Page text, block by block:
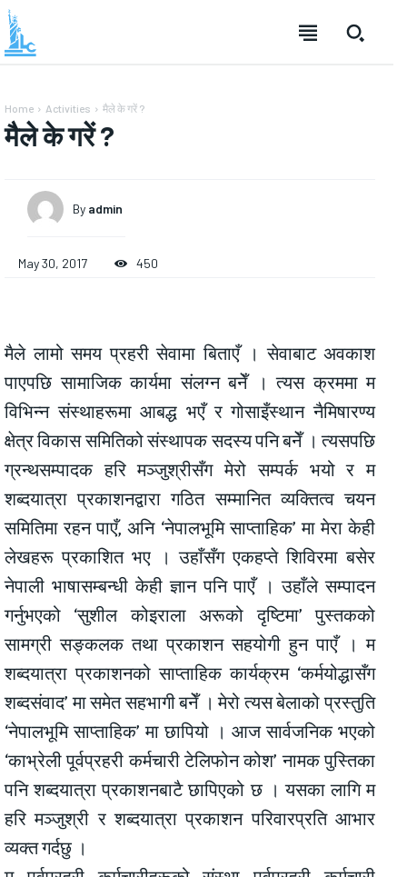
Home Activities मैले के गरें ?
मैले के गरें ?
By admin
May 30, 2017 450
मैले लामो समय प्रहरी सेवामा बिताएँ । सेवाबाट अवकाश
पाएपछि सामाजिक कार्यमा संलग्न बनेँ । त्यस क्रममा म
विभिन्न संस्थाहरूमा आबद्ध भएँ र गोसाइँस्थान नैमिषारण्य
क्षेत्र विकास समितिको संस्थापक सदस्य पनि बनेँ । त्यसपछि
ग्रन्थसम्पादक हरि मञ्जुश्रीसँग मेरो सम्पर्क भयो र म
शब्दयात्रा प्रकाशनद्वारा गठित सम्मानित व्यक्तित्व चयन
समितिमा रहन पाएँ, अनि ‘नेपालभूमि साप्ताहिक’ मा मेरा केही
लेखहरू प्रकाशित भए । उहाँसँग एकहप्ते शिविरमा बसेर
नेपाली भाषासम्बन्धी केही ज्ञान पनि पाएँ । उहाँले सम्पादन
गर्नुभएको ‘सुशील कोइराला अरूको दृष्टिमा’ पुस्तकको
सामग्री सङ्कलक तथा प्रकाशन सहयोगी हुन पाएँ । म
शब्दयात्रा प्रकाशनको साप्ताहिक कार्यक्रम ‘कर्मयोद्धासँग
शब्दसंवाद’ मा समेत सहभागी बनेँ । मेरो त्यस बेलाको प्रस्तुति
‘नेपालभूमि साप्ताहिक’ मा छापियो । आज सार्वजनिक भएको
‘काभ्रेली पूर्वप्रहरी कर्मचारी टेलिफोन कोश’ नामक पुस्तिका
पनि शब्दयात्रा प्रकाशनबाटै छापिएको छ । यसका लागि म
हरि मञ्जुश्री र शब्दयात्रा प्रकाशन परिवारप्रति आभार
व्यक्त गर्दछु ।